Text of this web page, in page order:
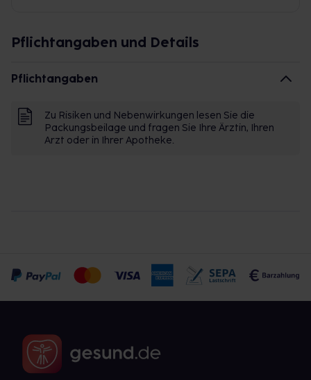
Pflichtangaben und Details
Pflichtangaben
Zu Risiken und Nebenwirkungen lesen Sie die
Packungsbeilage und fragen Sie Ihre Ärztin, Ihren
Arzt oder in Ihrer Apotheke.